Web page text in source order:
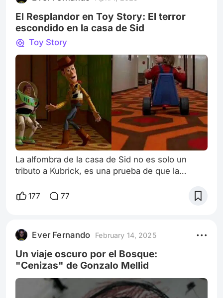
El Resplandor en Toy Story: El terror
escondido en la casa de Sid
Toy Story
La alfombra de la casa de Sid no es solo un
tributo a Kubrick, es una prueba de que la
público infantil, puede jugar con símbolos del
están llenas de detalles, referencias y secretos
que han alimentado la imaginación de los
espectadores por décadas. Sin embargo, entre
todas la
177 77
Ever Fernando February 14, 2025
Un viaje oscuro por el Bosque:
"Cenizas" de Gonzalo Mellid